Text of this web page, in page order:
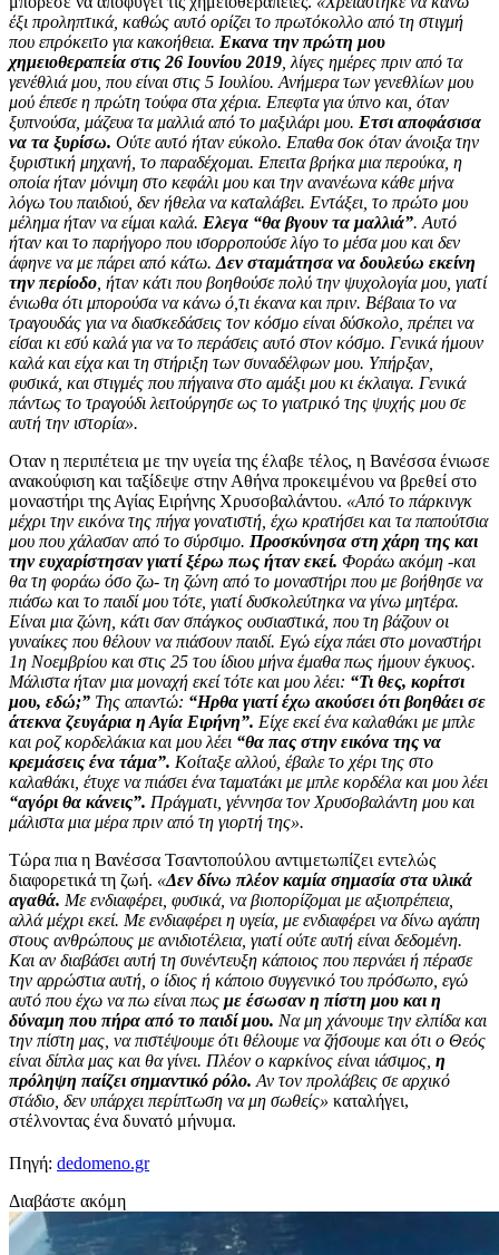
έξι προληπτικά, καθώς αυτό ορίζει το πρωτόκολλο από τη στιγμή
που επρόκειτο για κακοήθεια. Εκανα την πρώτη μου
χημειοθεραπεία στις 26 Ιουνίου 2019 , λίγες ημέρες πριν από τα
γενέθλιά μου, που είναι στις 5 Ιουλίου. Ανήμερα των γενεθλίων μου
μού έπεσε η πρώτη τούφα στα χέρια. Επεφτα για ύπνο και, όταν
ξυπνούσα, μάζευα τα μαλλιά από το μαξιλάρι μου. Ετσι αποφάσισα
να τα ξυρίσω. Ούτε αυτό ήταν εύκολο. Επαθα σοκ όταν άνοιξα την
ξυριστική μηχανή, το παραδέχομαι. Επειτα βρήκα μια περούκα, η
οποία ήταν μόνιμη στο κεφάλι μου και την ανανέωνα κάθε μήνα
λόγω του παιδιού, δεν ήθελα να καταλάβει. Εντάξει, το πρώτο μου
μέλημα ήταν να είμαι καλά. Ελεγα “θα βγουν τα μαλλιά”. Αυτό
ήταν και το παρήγορο που ισορροπούσε λίγο το μέσα μου και δεν
άφηνε να με πάρει από κάτω. Δεν σταμάτησα να δουλεύω εκείνη
την περίοδο , ήταν κάτι που βοηθούσε πολύ την ψυχολογία μου, γιατί
ένιωθα ότι μπορούσα να κάνω ό,τι έκανα και πριν. Βέβαια το να
τραγουδάς για να διασκεδάσεις τον κόσμο είναι δύσκολο, πρέπει να
είσαι κι εσύ καλά για να το περάσεις αυτό στον κόσμο. Γενικά ήμουν
καλά και είχα και τη στήριξη των συναδέλφων μου. Υπήρξαν,
φυσικά, και στιγμές που πήγαινα στο αμάξι μου κι έκλαιγα. Γενικά
πάντως το τραγούδι λειτούργησε ως το γιατρικό της ψυχής μου σε
αυτή την ιστορία».
Οταν η περιπέτεια με την υγεία της έλαβε τέλος, η Βανέσσα ένιωσε
ανακούφιση και ταξίδεψε στην Αθήνα προκειμένου να βρεθεί στο
μοναστήρι της Αγίας Ειρήνης Χρυσοβαλάντου. «Από το πάρκινγκ
μέχρι την εικόνα της πήγα γονατιστή, έχω κρατήσει και τα παπούτσια
μου που χάλασαν από το σύρσιμο. Προσκύνησα στη χάρη της και
την ευχαρίστησαν γιατί ξέρω πως ήταν εκεί. Φοράω ακόμη -και
θα τη φοράω όσο ζω- τη ζώνη από το μοναστήρι που με βοήθησε να
πιάσω και το παιδί μου τότε, γιατί δυσκολεύτηκα να γίνω μητέρα.
Είναι μια ζώνη, κάτι σαν σπάγκος ουσιαστικά, που τη βάζουν οι
γυναίκες που θέλουν να πιάσουν παιδί. Εγώ είχα πάει στο μοναστήρι
1η Νοεμβρίου και στις 25 του ίδιου μήνα έμαθα πως ήμουν έγκυος.
Μάλιστα ήταν μια μοναχή εκεί τότε και μου λέει: “Τι θες, κορίτσι
μου, εδώ;” Της απαντώ: “Ηρθα γιατί έχω ακούσει ότι βοηθάει σε
άτεκνα ζευγάρια η Αγία Ειρήνη”. Είχε εκεί ένα καλαθάκι με μπλε
και ροζ κορδελάκια και μου λέει “θα πας στην εικόνα της να
κρεμάσεις ένα τάμα”. Κοίταξε αλλού, έβαλε το χέρι της στο
καλαθάκι, έτυχε να πιάσει ένα ταματάκι με μπλε κορδέλα και μου λέει
“αγόρι θα κάνεις”. Πράγματι, γέννησα τον Χρυσοβαλάντη μου και
μάλιστα μια μέρα πριν από τη γιορτή της».
Τώρα πια η Βανέσσα Τσαντοπούλου αντιμετωπίζει εντελώς
διαφορετικά τη ζωή. «Δεν δίνω πλέον καμία σημασία στα υλικά
αγαθά. Με ενδιαφέρει, φυσικά, να βιοπορίζομαι με αξιοπρέπεια,
αλλά μέχρι εκεί. Με ενδιαφέρει η υγεία, με ενδιαφέρει να δίνω αγάπη
στους ανθρώπους με ανιδιοτέλεια, γιατί ούτε αυτή είναι δεδομένη.
Και αν διαβάσει αυτή τη συνέντευξη κάποιος που περνάει ή πέρασε
την αρρώστια αυτή, ο ίδιος ή κάποιο συγγενικό του πρόσωπο, εγώ
αυτό που έχω να πω είναι πως με έσωσαν η πίστη μου και η
δύναμη που πήρα από το παιδί μου. Να μη χάνουμε την ελπίδα και
την πίστη μας, να πιστέψουμε ότι θέλουμε να ζήσουμε και ότι ο Θεός
είναι δίπλα μας και θα γίνει. Πλέον ο καρκίνος είναι ιάσιμος, η
πρόληψη παίζει σημαντικό ρόλο. Αν τον προλάβεις σε αρχικό
στάδιο, δεν υπάρχει περίπτωση να μη σωθείς» καταλήγει,
στέλνοντας ένα δυνατό μήνυμα.
Πηγή: dedomeno.gr
Διαβάστε ακόμη